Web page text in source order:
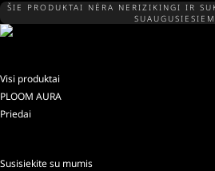
ŠIE PRODUKTAI NĖRA NERIZIKINGI IR
Visi produktai
PLOOM AURA
Priedai
Susisiekite su mumis